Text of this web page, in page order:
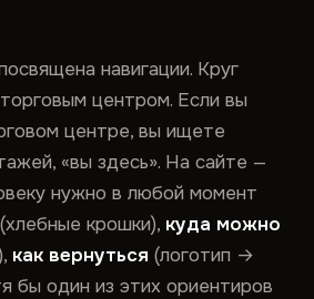
навигации. Круг
центром. Если вы
центре, вы ищете
«вы здесь». На сайте —
нужно в любой момент
(хлебные крошки), куда можно
как вернуться (логотип →
бы один из этих ориентиров